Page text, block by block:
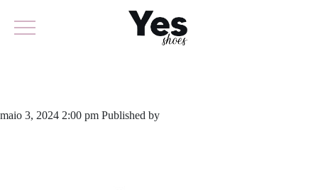
maio 3, 2024 2:00 pm Published by